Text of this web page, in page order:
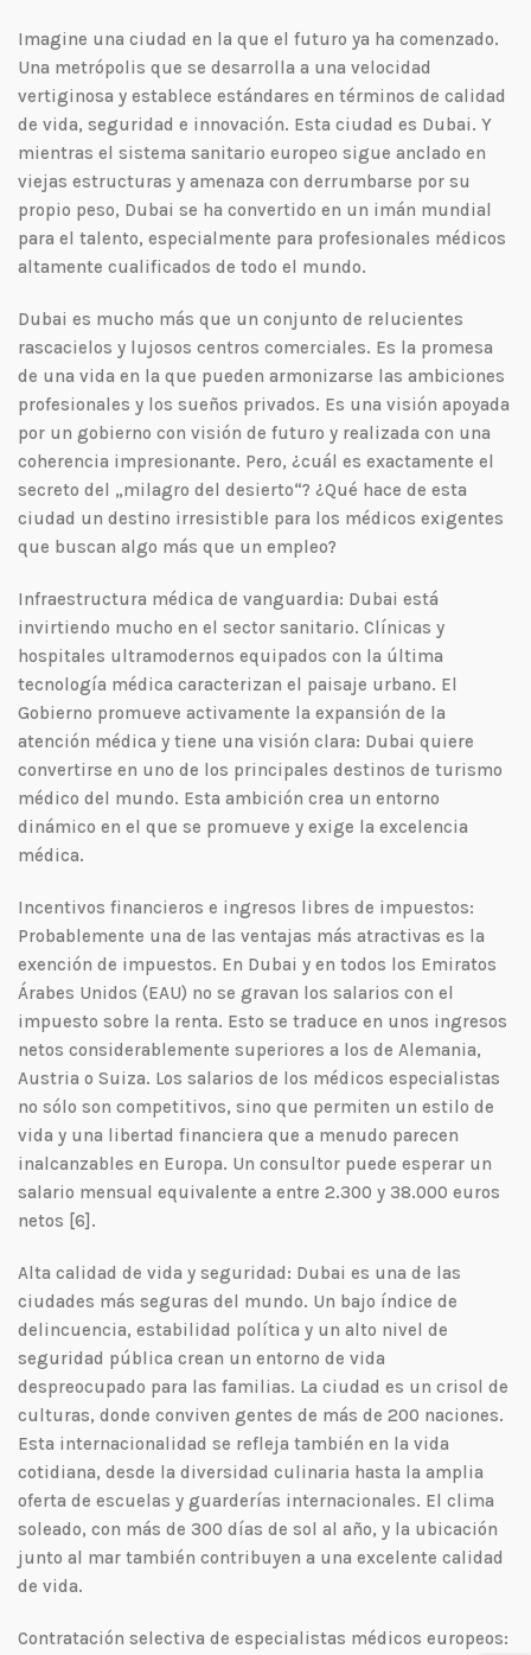
Imagine una ciudad en la que el futuro ya ha comenzado.
Una metrópolis que se desarrolla a una velocidad
vertiginosa y establece estándares en términos de calidad
de vida, seguridad e innovación. Esta ciudad es Dubai. Y
mientras el sistema sanitario europeo sigue anclado en
viejas estructuras y amenaza con derrumbarse por su
propio peso, Dubai se ha convertido en un imán mundial
para el talento, especialmente para profesionales médicos
altamente cualificados de todo el mundo.
Dubai es mucho más que un conjunto de relucientes
rascacielos y lujosos centros comerciales. Es la promesa
de una vida en la que pueden armonizarse las ambiciones
profesionales y los sueños privados. Es una visión apoyada
por un gobierno con visión de futuro y realizada con una
coherencia impresionante. Pero, ¿cuál es exactamente el
secreto del „milagro del desierto“? ¿Qué hace de esta
ciudad un destino irresistible para los médicos exigentes
que buscan algo más que un empleo?
Infraestructura médica de vanguardia: Dubai está
invirtiendo mucho en el sector sanitario. Clínicas y
hospitales ultramodernos equipados con la última
tecnología médica caracterizan el paisaje urbano. El
Gobierno promueve activamente la expansión de la
atención médica y tiene una visión clara: Dubai quiere
convertirse en uno de los principales destinos de turismo
médico del mundo. Esta ambición crea un entorno
dinámico en el que se promueve y exige la excelencia
médica.
Incentivos financieros e ingresos libres de impuestos:
Probablemente una de las ventajas más atractivas es la
exención de impuestos. En Dubai y en todos los Emiratos
Árabes Unidos (EAU) no se gravan los salarios con el
impuesto sobre la renta. Esto se traduce en unos ingresos
netos considerablemente superiores a los de Alemania,
Austria o Suiza. Los salarios de los médicos especialistas
no sólo son competitivos, sino que permiten un estilo de
vida y una libertad financiera que a menudo parecen
inalcanzables en Europa. Un consultor puede esperar un
salario mensual equivalente a entre 2.300 y 38.000 euros
netos [6].
Alta calidad de vida y seguridad: Dubai es una de las
ciudades más seguras del mundo. Un bajo índice de
delincuencia, estabilidad política y un alto nivel de
seguridad pública crean un entorno de vida
despreocupado para las familias. La ciudad es un crisol de
culturas, donde conviven gentes de más de 200 naciones.
Esta internacionalidad se refleja también en la vida
cotidiana, desde la diversidad culinaria hasta la amplia
oferta de escuelas y guarderías internacionales. El clima
soleado, con más de 300 días de sol al año, y la ubicación
junto al mar también contribuyen a una excelente calidad
de vida.
Contratación selectiva de especialistas médicos europeos: